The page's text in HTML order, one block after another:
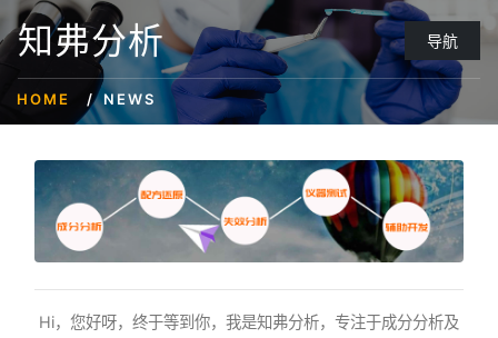
知弗分析 导航
HOME NEWS
Hi，您好呀，终于等到你，我是知弗分析，专注于成分分析及